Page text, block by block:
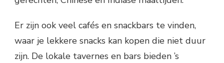
Er zijn ook veel cafés en snackbars te vinden,
waar je lekkere snacks kan kopen die niet duur
zijn. De lokale tavernes en bars bieden ’s